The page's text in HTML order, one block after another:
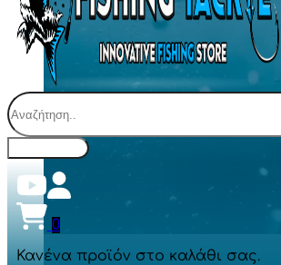
Αναζήτηση
0
Κανένα προϊόν στο καλάθι σας.